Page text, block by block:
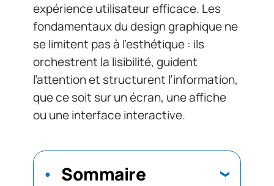
expérience utilisateur efficace. Les
fondamentaux du design graphique ne
se limitent pas à l’esthétique : ils
orchestrent la lisibilité, guident
l’attention et structurent l’information,
que ce soit sur un écran, une affiche
ou une interface interactive.
Sommaire